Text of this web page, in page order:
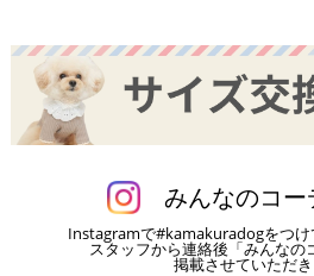
みんなのコー
Instagramで#kamakuradogをつけ
スタッフから連絡後「みんなの
掲載させていただき